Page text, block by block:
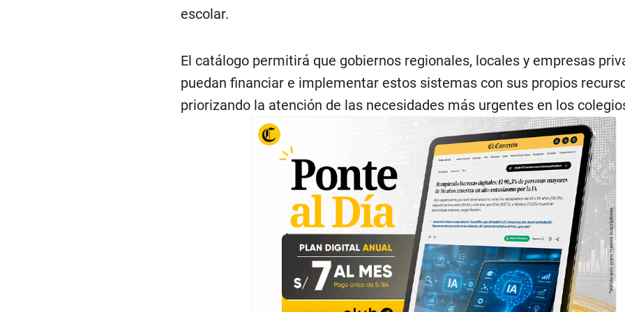
escolar.
El catálogo permitirá que gobiernos regionales, locales y empresas
puedan financiar e implementar estos sistemas con sus propios
priorizando la atención de las necesidades más urgentes en los